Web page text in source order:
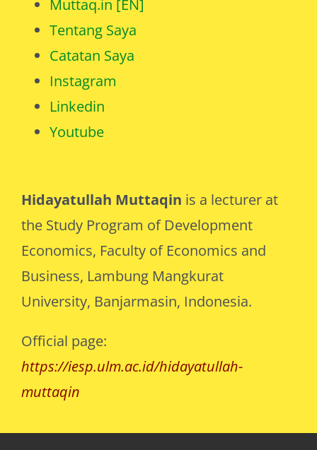
Hidayatullah Muttaqin is a lecturer at
the Study Program of Development
Economics, Faculty of Economics and
Business, Lambung Mangkurat
University, Banjarmasin, Indonesia.
Official page:
https://iesp.ulm.ac.id/hidayatullah-
muttaqin
Muttaq.in [EN]
Tentang Saya
Catatan Saya
Instagram
Linkedin
Youtube